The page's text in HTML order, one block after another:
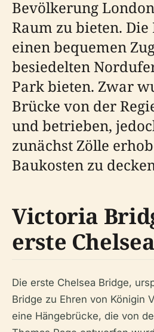
Bevölkerung
Raum zu bieten.
einen bequemen
besiedelten
Park bieten. Zwar
Brücke von der
und betrieben,
zunächst Zölle
Baukosten zu
Victoria
erste
Die erste Chelsea Bridge,
Bridge zu Ehren von Königin
eine Hängebrücke, die von